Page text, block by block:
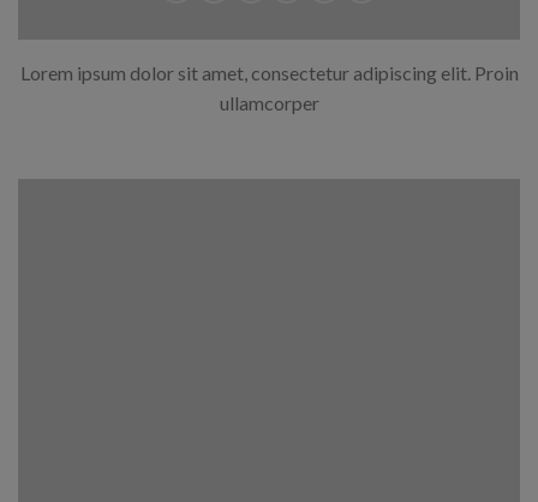
Lorem ipsum dolor sit amet, consectetur adipiscing elit. Proin
ullamcorper